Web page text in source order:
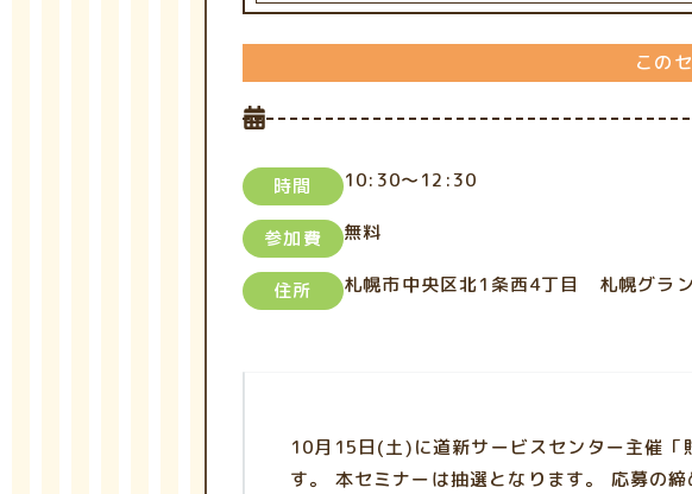
この
時間 10:30～12:30
参加費 無料
住所 札幌市中央区北1条西4丁目 札幌グラ
10月15日(土)に道新サービスセンター主催
す。 本セミナーは抽選となります。 応募の